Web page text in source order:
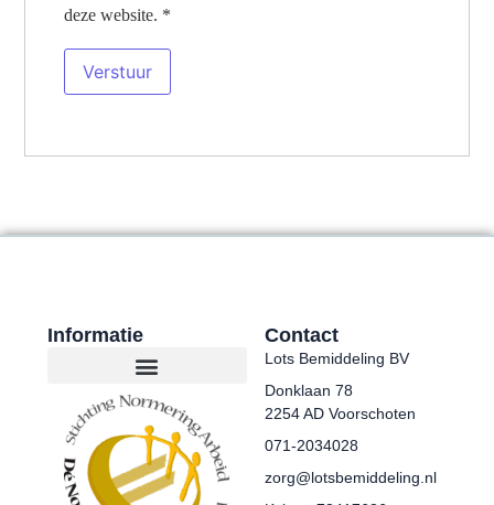
deze website. *
Informatie Contact
Lots Bemiddeling BV
Donklaan 78
2254 AD Voorschoten
071-2034028
zorg@lotsbemiddeling.nl